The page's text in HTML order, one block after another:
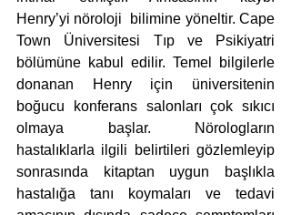
Henry’yi nöroloji  bilimine yöneltir. Cape
Town Üniversitesi Tıp ve Psikiyatri
bölümüne kabul edilir. Temel bilgilerle
donanan Henry için üniversitenin
boğucu konferans salonları çok sıkıcı
olmaya başlar. Nörologların
hastalıklarla ilgili belirtileri gözlemleyip
sonrasında kitaptan uygun başlıkla
hastalığa tanı koymaları ve tedavi